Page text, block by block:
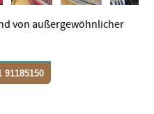
von außergewöhnlicher
91185150